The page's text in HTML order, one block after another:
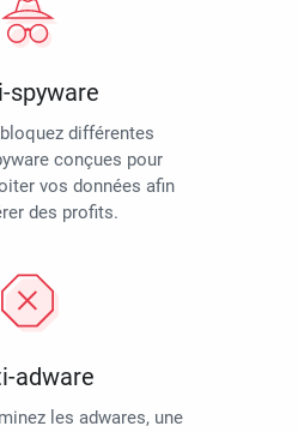
spyware
différentes
conçues pour
vos données afin
des profits.
adware
les adwares, une